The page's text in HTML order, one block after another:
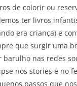
de colorir ou
ter livros
era criança) e
que surgir uma
nas redes
nos stories e no
passos que